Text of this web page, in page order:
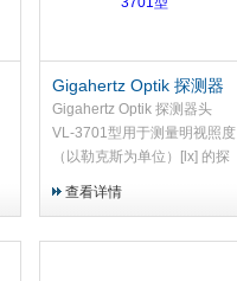
Gigahertz Optik 探测器
头 VL-3701型
Gigahertz Optik 探测器头
VL-3701型用于测量明视照度
（以勒克斯为单位）[lx] 的探
查看详情